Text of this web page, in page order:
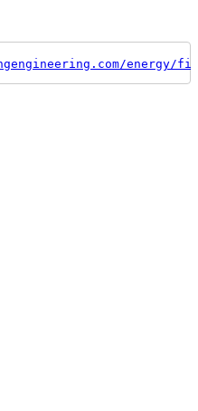
energy/